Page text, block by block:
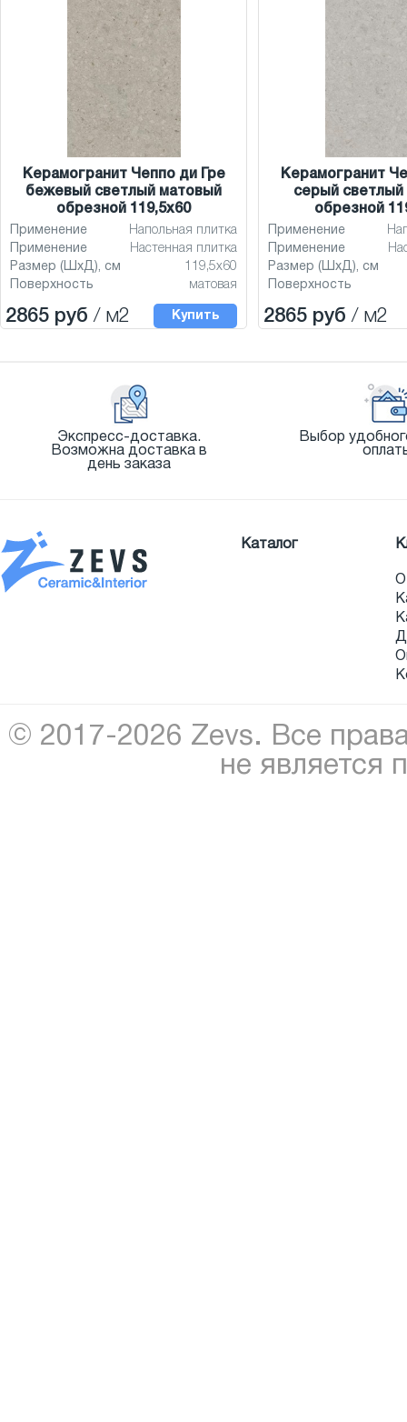
Керамогранит Чеппо ди Гре
бежевый светлый матовый
обрезной 119,5x60
Применение
Напольная плитка
Применение
Настенная плитка
Размер (ШхД), см
119,5x60
Поверхность
матовая
2865 руб / м2 Купить
Керамогранит
серый
обрезной
Применение
Применение
Размер (ШхД), см
Поверхность
2865 руб / м2
Экспресс-доставка.
Возможна доставка в
день заказа
Выбор
Каталог
О
© 2017-2026 Zevs. Все
не является